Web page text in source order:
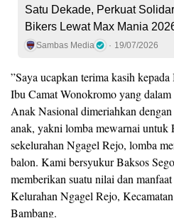
Satu Dekade, Perkuat
Bikers Lewat Max Mania
Sambas Media 19/07/2026
”Saya ucapkan terima kasih
Ibu Camat Wonokromo yang
Anak Nasional dimeriahkan
anak, yakni lomba mewarnai untuk
sekelurahan Ngagel Rejo, lomba
balon. Kami bersyukur Baksos
memberikan suatu nilai dan
Kelurahan Ngagel Rejo,
Bambang.